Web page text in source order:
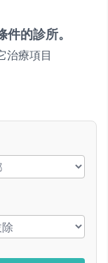
的診所。
治療項目